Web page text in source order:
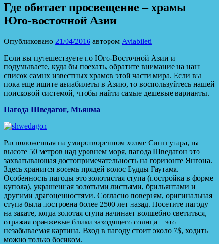
Где обитает просвещение – храмы
Юго-восточной Азии
Опубликовано 21/04/2016 автором Aviabileti
Если вы путешествуете по Юго-Восточной Азии и
подумываете, куда бы поехать, обратите внимание на наш
список самых известных храмов этой части мира. Если вы
пока еще ищите авиабилеты в Азию, то воспользуйтесь нашей
поисковой системой, чтобы найти самые дешевые варианты.
Пагода Шведагон, Мьянма
Расположенная на умиротворенном холме Синггутара, на
высоте 50 метров над уровнем моря, пагода Шведагон это
захватывающая достопримечательность на горизонте Янгона.
Здесь хранится восемь прядей волос Будды Гаутама.
Особенность пагоды это золотистая ступа (постройка в форме
купола), украшенная золотыми листьями, брильянтами и
другими драгоценностями. Согласно поверьям, оригинальная
ступа была построена более 2500 лет назад. Посетите пагоду
на закате, когда золотая ступа начинает волшебно светиться,
отражая оранжевые блики заходящего солнца – это
незабываемая картина. Вход в пагоду стоит около 7$, ходить
можно только босиком.